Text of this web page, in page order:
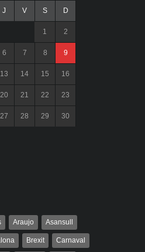
J V S D
1 2
6 7 8 9
13 14 15 16
20 21 22 23
27 28 29 30
Araujo Asansull
Brexit Carnaval